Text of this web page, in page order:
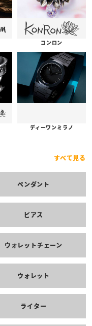
コンロン
ディーワンミラノ
すべて見る
ペンダント
ピアス
ウォレットチェーン
ウォレット
ライター